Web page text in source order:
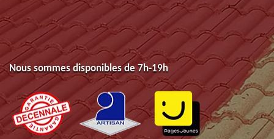
Nous sommes disponibles de 7h-19h